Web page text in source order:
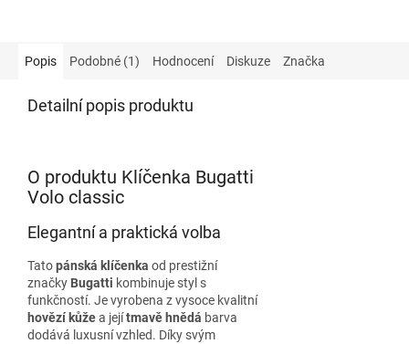
Popis Podobné (1) Hodnocení Diskuze Značka
Detailní popis produktu
O produktu Klíčenka Bugatti
Volo classic
Elegantní a praktická volba
Tatopánská klíčenka od prestižní
značky Bugatti kombinuje styl s
funkčností. Je vyrobena z vysoce kvalitní
hovězí kůžea jejítmavě hnědá barva
dodává luxusní vzhled. Díky svým